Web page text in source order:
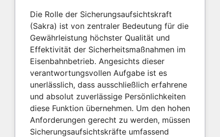
Die Rolle der Sicherungsaufsichtskraft
(Sakra) ist von zentraler Bedeutung für die
Gewährleistung höchster Qualität und
Effektivität der Sicherheitsmaßnahmen im
Eisenbahnbetrieb. Angesichts dieser
verantwortungsvollen Aufgabe ist es
unerlässlich, dass ausschließlich erfahrene
und absolut zuverlässige Persönlichkeiten
diese Funktion übernehmen. Um den hohen
Anforderungen gerecht zu werden, müssen
Sicherungsaufsichtskräfte umfassend